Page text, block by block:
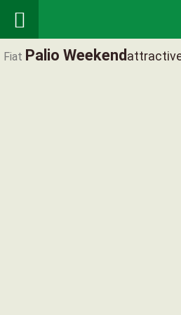

Fiat Palio Weekend